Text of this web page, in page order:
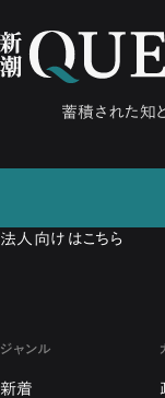
蓄積された知
法人向けはこちら
ジャンル
新着